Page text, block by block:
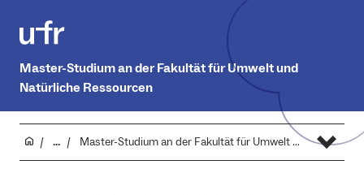
Master-Studium an der Fakultät für Umwelt und
Natürliche Ressourcen
... Master-Studium an der Fakultät für Umwelt und Natürliche Ressourcen